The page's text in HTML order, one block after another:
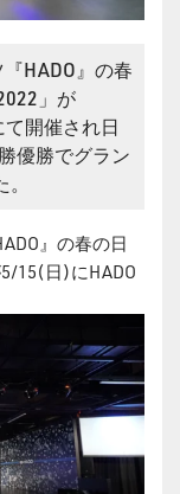
HADO』の春
」が
開催され日
優勝でグラン
』の春の日
5/15(日)にHADO